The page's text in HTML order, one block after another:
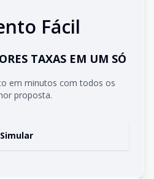
Fácil
TAXAS EM UM SÓ
em minutos com todos os
proposta.
Simular